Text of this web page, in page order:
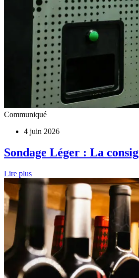
Communiqué
4 juin 2026
Sondage Léger : La
Lire plus